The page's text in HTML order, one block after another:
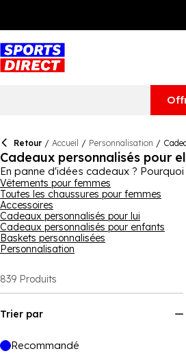
Retour / Accueil / Personnalisation /
Cadeaux personnalisés pour
En panne d'idées cadeaux ?
accessoires ou même des
simplement les cadeaux
la qualité et le style sont garantis.
Vêtements pour femmes
Toutes les chaussures pour femmes
Accessoires
Cadeaux personnalisés pour lui
Cadeaux personnalisés pour enfants
Baskets personnalisées
Personnalisation
839 Produits
Trier par
Recommandé